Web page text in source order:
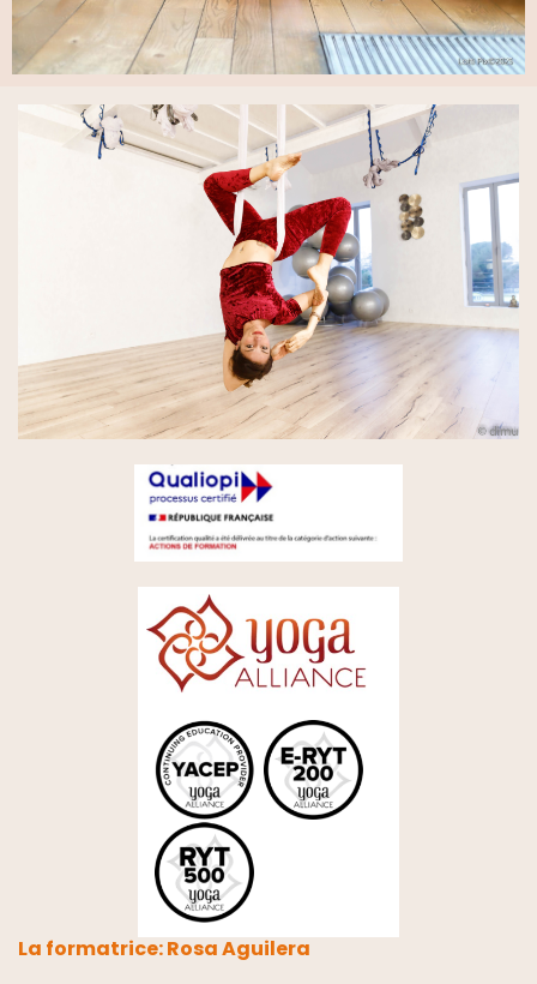
La formatrice: Rosa Aguilera